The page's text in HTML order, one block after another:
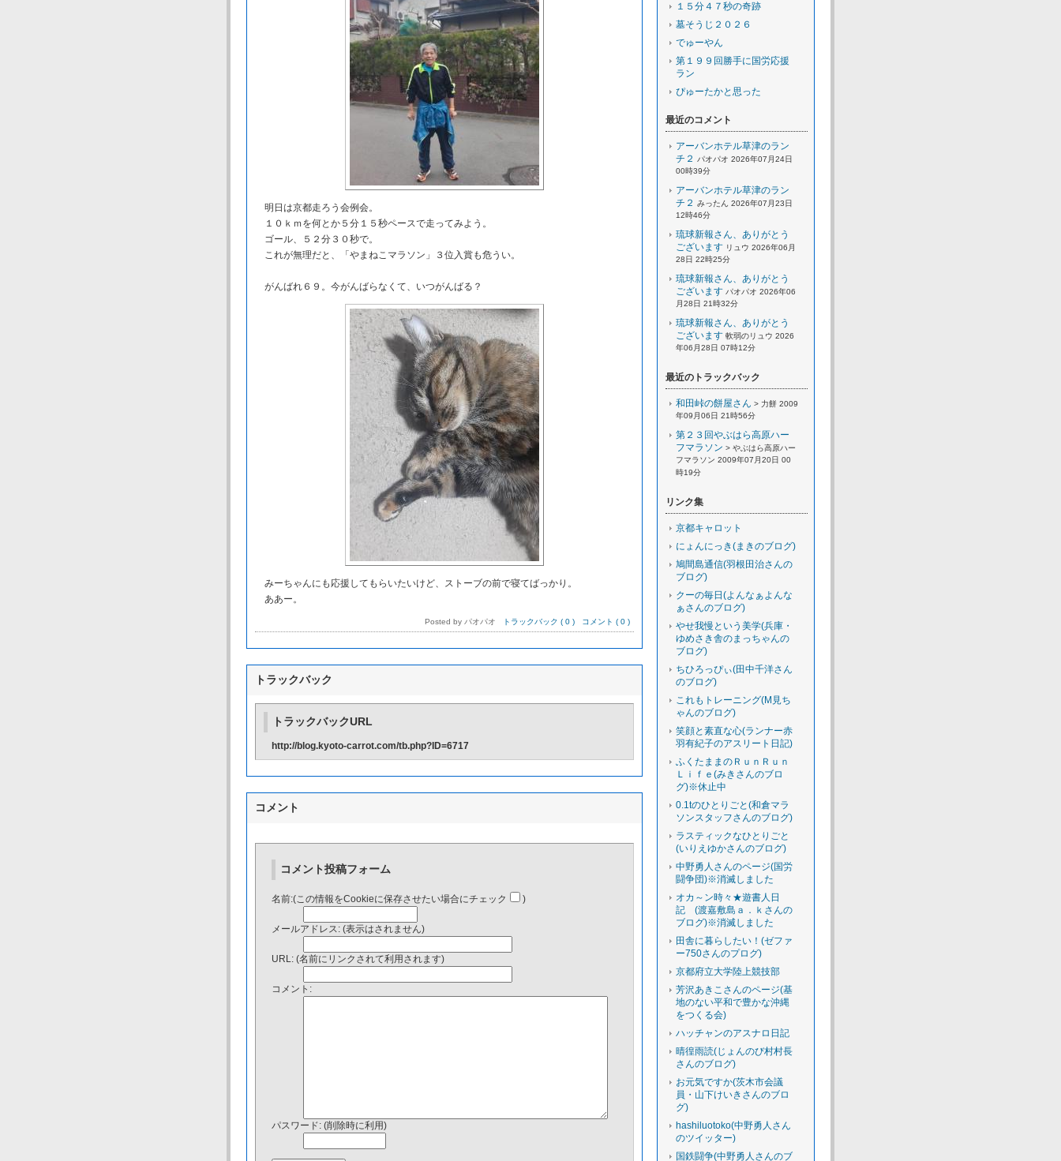
明日は京都走ろう会例会。
１０ｋｍを何とか５分１５秒ペースで走ってみよう。
ゴール、５２分３０秒で。
これが無理だと、「やまねこマラソン」３位入賞も危うい。
がんばれ６９。今がんばらなくて、いつがんばる？
みーちゃんにも応援してもらいたいけど、ストーブの前で寝てばっかり。
ああー。
Posted by パオパオ トラックバック ( 0 ) コメント ( 0 )
トラックバック
トラックバックURL
http://blog.kyoto-carrot.com/tb.php?ID=6717
コメント
コメント投稿フォーム
名前:(この情報をCookieに保存させたい場合にチェック )
メールアドレス: (表示はされません)
URL: (名前にリンクされて利用されます)
コメント:
パスワード: (削除時に利用)
１５分４７秒の奇跡
墓そうじ２０２６
でゅーやん
第１９９回勝手に国労応援
ラン
ぴゅーたかと思った
最近のコメント
アーバンホテル草津のラン
チ２
パオパオ 2026年07月24日
00時39分
アーバンホテル草津のラン
チ２ みったん 2026年07月23日
12時46分
琉球新報さん、ありがとう
ございます リュウ 2026年06月
28日 22時25分
琉球新報さん、ありがとう
ございます パオパオ 2026年06
月28日 21時32分
琉球新報さん、ありがとう
ございます 軟弱のリュウ 2026
年06月28日 07時12分
最近のトラックバック
和田峠の餅屋さん > 力餅 2009
年09月06日 21時56分
第２３回やぶはら高原ハー
フマラソン > やぶはら高原ハー
フマラソン 2009年07月20日 00
時19分
リンク集
京都キャロット
にょんにっき(まきのブログ)
鳩間島通信(羽根田治さんの
ブログ)
クーの毎日(よんなぁよんな
ぁさんのブログ)
やせ我慢という美学(兵庫・
ゆめさき舎のまっちゃんの
ブログ)
ちひろっぴぃ(田中千洋さん
のブログ)
これもトレーニング(M見ち
ゃんのブログ)
笑顔と素直な心(ランナー赤
羽有紀子のアスリート日記)
ふくたままのＲｕｎＲｕｎ
Ｌｉｆｅ(みきさんのブロ
グ)※休止中
0.1tのひとりごと(和倉マラ
ソンスタッフさんのブログ)
ラスティックなひとりごと
(いりえゆかさんのブログ)
中野勇人さんのページ(国労
闘争団)※消滅しました
オカ～ン時々★遊書人日
記 (渡嘉敷島ａ．ｋさんの
ブログ)※消滅しました
田舎に暮らしたい！(ゼファ
ー750さんのプログ)
京都府立大学陸上競技部
芳沢あきこさんのページ(基
地のない平和で豊かな沖縄
をつくる会)
ハッチャンのアスナロ日記
晴徨雨読(じょんのび村村長
さんのブログ)
お元気ですか(茨木市会議
員・山下けいきさんのブロ
グ)
hashiluotoko(中野勇人さん
のツイッター)
国鉄闘争(中野勇人さんのブ